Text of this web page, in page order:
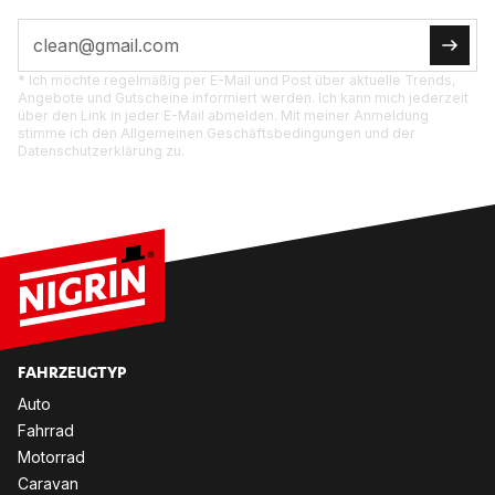
* Ich möchte regelmäßig per E-Mail und Post über aktuelle Trends,
Angebote und Gutscheine informiert werden. Ich kann mich jederzeit
über den Link in jeder E-Mail abmelden. Mit meiner Anmeldung
stimme ich den Allgemeinen Geschäftsbedingungen und der
Datenschutzerklärung zu.
FAHR­ZEUG­TYP
Auto
Fahr­rad
Mo­tor­rad
Ca­ra­van